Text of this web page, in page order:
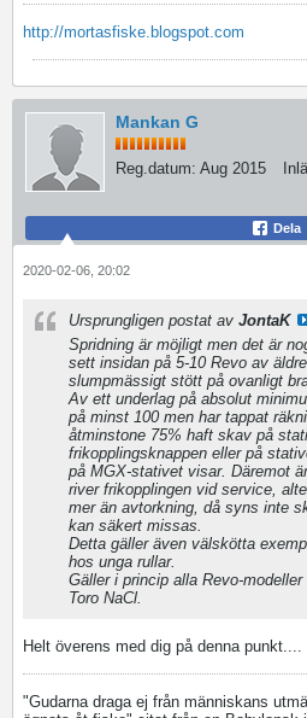
http://mortasfiske.blogspot.com
Mankan G
Reg.datum: Aug 2015
Dela
2020-02-06, 20:02
Ursprungligen postat av JontaK
Spridning är möjligt men det är
sett insidan på 5-10 Revo av
slumpmässigt stött på ovanligt
Av ett underlag på absolut
på minst 100 men har tappat
åtminstone 75% haft skav på
frikopplingsknappen eller på
på MGX-stativet visar. Däremot
river frikopplingen vid service,
mer än avtorkning, då syns inte
kan säkert missas.
Detta gäller även välskötta
hos unga rullar.
Gäller i princip alla Revo-
Toro NaCl.
Helt överens med dig på denna punkt....
"Gudarna draga ej från människans